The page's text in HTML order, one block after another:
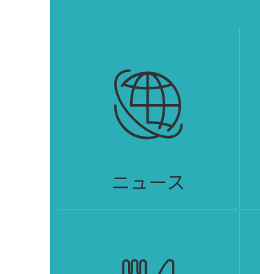
ニュース